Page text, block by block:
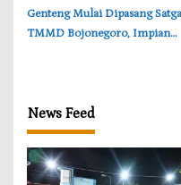
‎Genteng Mulai Dipasang
TMMD Bojonegoro, Impian
News Feed